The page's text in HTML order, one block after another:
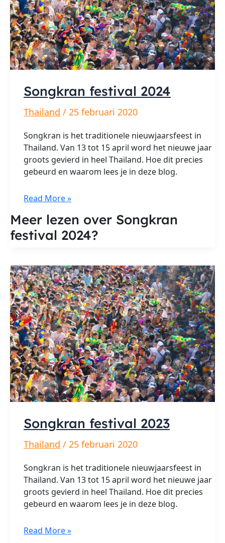
Songkran festival 2024
Thailand / 25 februari 2020
Songkran is het traditionele nieuwjaarsfeest in
Thailand. Van 13 tot 15 april word het nieuwe jaar
groots gevierd in heel Thailand. Hoe dit precies
gebeurd en waarom lees je in deze blog.
Songkran
2024
Read More »
Meer lezen over Songkran
festival 2024?
Songkran festival 2023
Thailand / 25 februari 2020
Songkran is het traditionele nieuwjaarsfeest in
Thailand. Van 13 tot 15 april word het nieuwe jaar
groots gevierd in heel Thailand. Hoe dit precies
gebeurd en waarom lees je in deze blog.
Songkran
Read More »